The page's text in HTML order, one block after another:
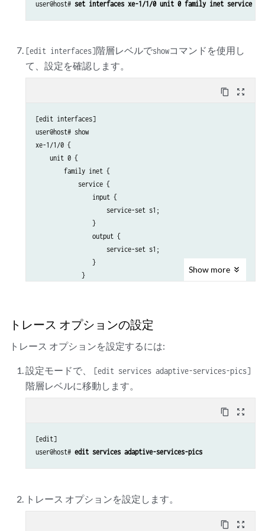
user@host# set interfaces xe-1/1/0 unit 0 family inet service
[edit interfaces]階層レベルでshowコマンドを使用し
て、設定を確認します。
content_copy zoom_out_map
[edit interfaces]
user@host# show
xe-1/1/0 {
    unit 0 {
        family inet {
            service {
                input {
                    service-set s1;
                }
                output {
                    service-set s1;
                }
             }
}
Show more
トレース オプションの設定
トレース オプションを設定するには:
設定モードで、 [edit services adaptive-services-pics]
階層レベルに移動します。
content_copy zoom_out_map
[edit]
user@host# edit services adaptive-services-pics
トレース オプションを設定します。
content_copy zoom_out_map